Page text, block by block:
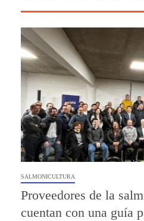
SALMONICULTURA
Proveedores de la
cuentan con una guía